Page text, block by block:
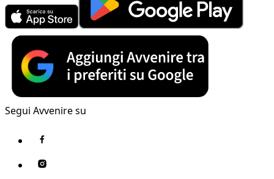
Segui Avvenire su